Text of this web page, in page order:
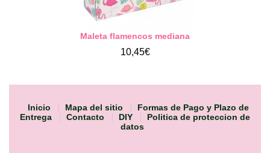
Maleta flamencos mediana
10,45€
Inicio Mapa del sitio
Formas de Pago y Plazo de
Entrega
Contacto DIY
Politica de proteccion de
datos